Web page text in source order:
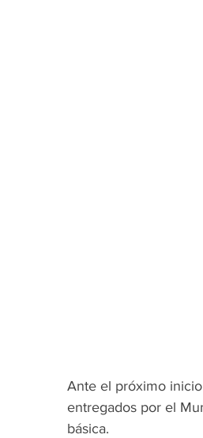
Ante el próximo
entregados por el
básica.